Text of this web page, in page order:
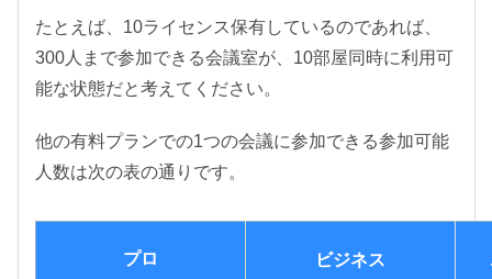
たとえば、10ライセンス保有しているのであれば、
300人まで参加できる会議室が、10部屋同時に利用可
能な状態だと考えてください。
他の有料プランでの1つの会議に参加できる参加可能
人数は次の表の通りです。
プロ ビジネス